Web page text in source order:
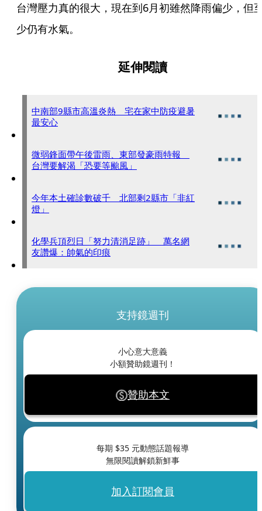
台灣壓力真的很大，現在到6月初雖然降雨偏少，但
少仍有水氣。
延伸閱讀
中南部9縣市高溫炎熱 宅在家中防疫避暑
最安心
微弱鋒面帶午後雷雨、東部發豪雨特報
台灣要解渴「恐要等颱風」
今年本土確診數破千 北部剩2縣市「非紅
燈」
化學兵頂烈日「努力清消足跡」 萬名網
友讚爆：帥氣的印痕
支持鏡週刊
小心意大意義
小額贊助鏡週刊！
贊助本文
每期 $35 元動態話題報導
無限閱讀解鎖新鮮事
加入訂閱會員